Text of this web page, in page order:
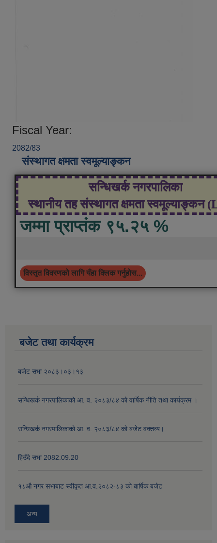
Fiscal Year:
2082/83
संस्थागत क्षमता स्वमूल्याङ्कन
सन्धिखर्क नगरपालिका
स्थानीय तह संस्थागत क्षमता स्वमूल्याङ्कन
जम्मा प्राप्तंक ९५.२५ %
विस्तृत विवरणको लागि यँहा क्लिक गर्नुहोस...
बजेट तथा कार्यक्रम
बजेट सभा २०८३।०३।१३
सन्धिखर्क नगरपालिकाको आ. व. २०८३/८४ काे वार्षिक नीति तथा कार्यक्रम ।
सन्धिखर्क नगरपालिकाको आ. व. २०८३/८४ काे बजेट वक्तव्य।
हिउँदे सभा 2082.09.20
१८‍औ नगर सभाबाट स्वीकृत आ.व.२०८२-८३ को बार्षिक बजेट
अन्य